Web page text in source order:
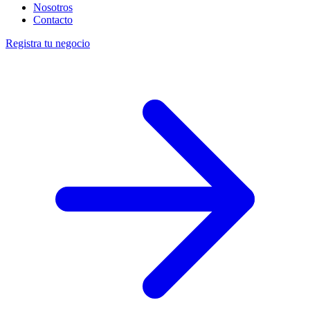
Nosotros
Contacto
Registra tu negocio